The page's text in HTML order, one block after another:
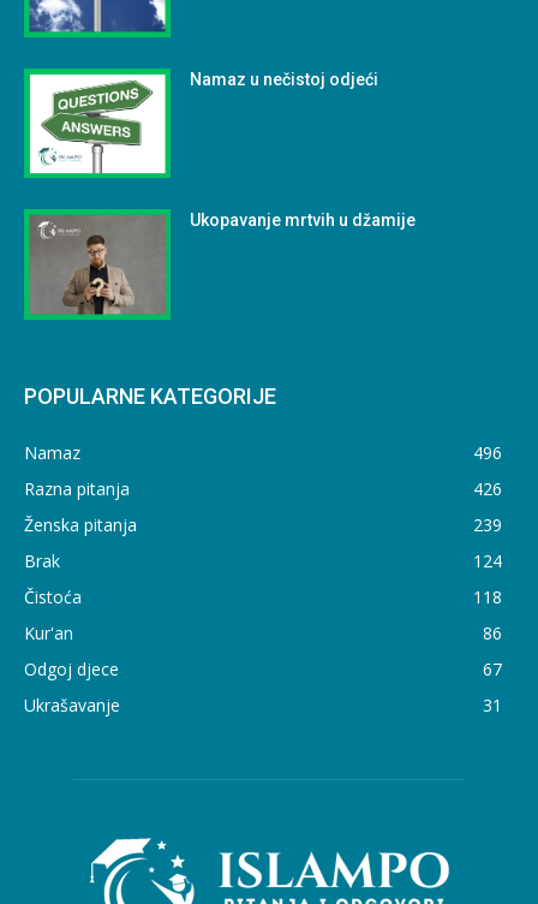
Namaz u nečistoj odjeći
Ukopavanje mrtvih u džamije
POPULARNE KATEGORIJE
Namaz
496
Razna pitanja
426
Ženska pitanja
239
Brak
124
Čistoća
118
Kur'an
86
Odgoj djece
67
Ukrašavanje
31